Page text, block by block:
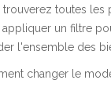
trouverez toutes les
un filtre
l'ensemble des
changer le